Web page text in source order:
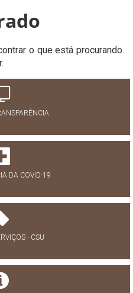
o que está procurando.
DA COVID-19
- CSU